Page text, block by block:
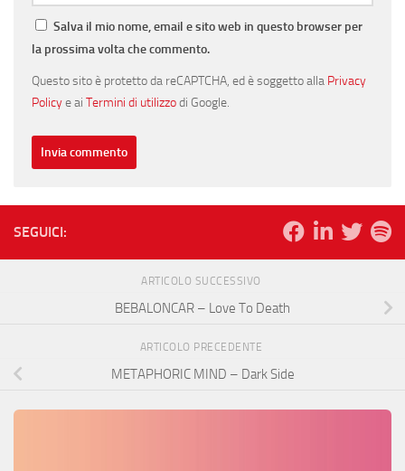
Salva il mio nome, email e sito web in questo browser per
la prossima volta che commento.
Questo sito è protetto da reCAPTCHA, ed è soggetto alla Privacy
Policye ai Termini di utilizzodi Google.
SEGUICI:
ARTICOLO SUCCESSIVO
BEBALONCAR – Love To Death
ARTICOLO PRECEDENTE
METAPHORIC MIND – Dark Side